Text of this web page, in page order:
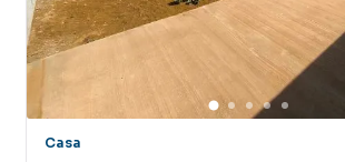
mesmo não estando na cidade e com a
fazer tudo online, direto do seu
smartphone. Nós criamos soluções
simplificar a relação de proprietários,
compradores com o mercado
Casa